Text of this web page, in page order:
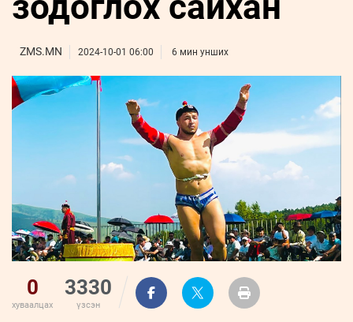
Нэвтрэх
Бизнес
Leaderships
ФОТО
УРЛАГ
ҮНДЭСНИЙ
МЭДЭЭЛЛИЙН
ZMS.MN 2024-10-01 06:00 6 мин унших
0
хуваалцах
3330
үзсэн